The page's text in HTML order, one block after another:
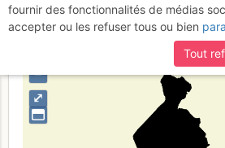
⤢
–
fournir des fonctionnalités de médias
accepter ou les refuser tous ou bien
Tout